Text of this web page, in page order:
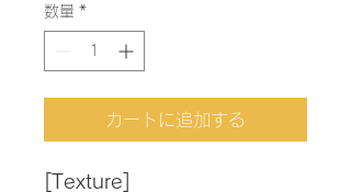
数量 *
カートに追加する
[Texture]